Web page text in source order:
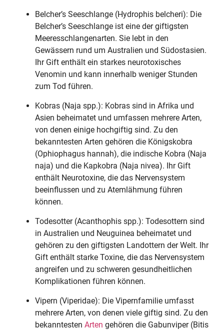
Belcher’s Seeschlange (Hydrophis belcheri): Die
Belcher’s Seeschlange ist eine der giftigsten
Meeresschlangenarten. Sie lebt in den
Gewässern rund um Australien und Südostasien.
Ihr Gift enthält ein starkes neurotoxisches
Venomin und kann innerhalb weniger Stunden
zum Tod führen.
Kobras (Naja spp.): Kobras sind in Afrika und
Asien beheimatet und umfassen mehrere Arten,
von denen einige hochgiftig sind. Zu den
bekanntesten Arten gehören die Königskobra
(Ophiophagus hannah), die indische Kobra (Naja
naja) und die Kapkobra (Naja nivea). Ihr Gift
enthält Neurotoxine, die das Nervensystem
beeinflussen und zu Atemlähmung führen
können.
Todesotter (Acanthophis spp.): Todesottern sind
in Australien und Neuguinea beheimatet und
gehören zu den giftigsten Landottern der Welt. Ihr
Gift enthält starke Toxine, die das Nervensystem
angreifen und zu schweren gesundheitlichen
Komplikationen führen können.
Vipern (Viperidae): Die Vipernfamilie umfasst
mehrere Arten, von denen viele giftig sind. Zu den
bekanntesten Arten gehören die Gabunviper (Bitis